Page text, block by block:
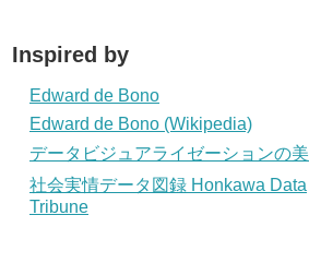
Inspired by
Edward de Bono
Edward de Bono (Wikipedia)
データビジュアライゼーションの美
社会実情データ図録 Honkawa Data
Tribune